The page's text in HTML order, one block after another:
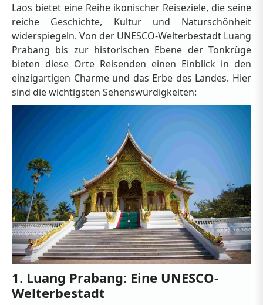
Laos bietet eine Reihe ikonischer Reiseziele, die seine
reiche Geschichte, Kultur und Naturschönheit
widerspiegeln. Von der UNESCO-Welterbestadt Luang
Prabang bis zur historischen Ebene der Tonkrüge
bieten diese Orte Reisenden einen Einblick in den
einzigartigen Charme und das Erbe des Landes. Hier
sind die wichtigsten Sehenswürdigkeiten:
1. Luang Prabang: Eine UNESCO-
Welterbestadt